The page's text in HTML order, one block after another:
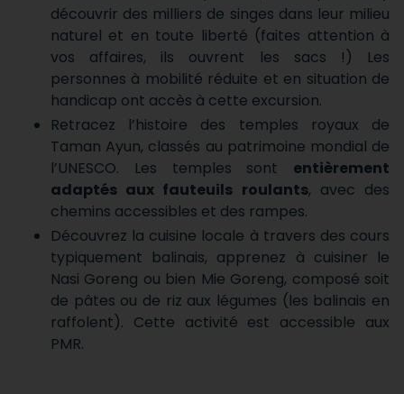
découvrir des milliers de singes dans leur milieu
naturel et en toute liberté (faites attention à
vos affaires, ils ouvrent les sacs !) Les
personnes à mobilité réduite et en situation de
handicap ont accès à cette excursion.
Retracez l’histoire des temples royaux de
Taman Ayun, classés au patrimoine mondial de
l’UNESCO. Les temples sont entièrement
adaptés aux fauteuils roulants, avec des
chemins accessibles et des rampes.
Découvrez la cuisine locale à travers des cours
typiquement balinais, apprenez à cuisiner le
Nasi Goreng ou bien Mie Goreng, composé soit
de pâtes ou de riz aux légumes (les balinais en
raffolent). Cette activité est accessible aux
PMR.